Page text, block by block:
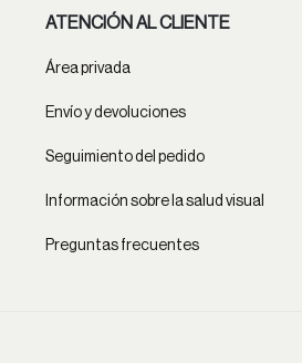
ATENCIÓN AL CLIENTE
Área privada
Envío y devoluciones
Seguimiento del pedido
Información sobre la salud visual
Preguntas frecuentes